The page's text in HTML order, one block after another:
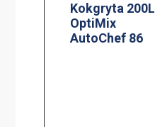
Kokgryta 200L
OptiMix
AutoChef 86